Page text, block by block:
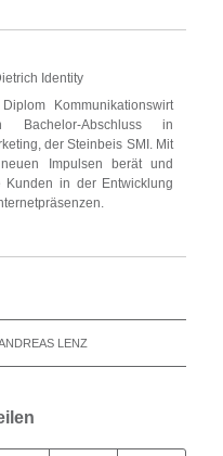
Identity
Kommunikationswirt
Abschluss in
der Steinbeis SMI. Mit
Impulsen berät und
Kunden in der Entwicklung
LENZ